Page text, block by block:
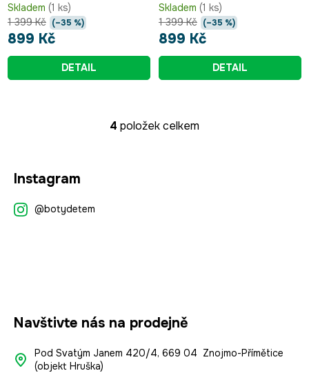
Skladem (1 ks)
899 Kč
1 399 Kč (–35 %)
DETAIL
Skladem (1 ks)
899 Kč
1 399 Kč (–35 %)
DETAIL
O
y
v
p
4 položek celkem
Instagram
@botydetem
Navštivte nás na prodejně
Pod Svatým Janem 420/4, 669 04 Znojmo-Přímětice
(objekt Hruška)